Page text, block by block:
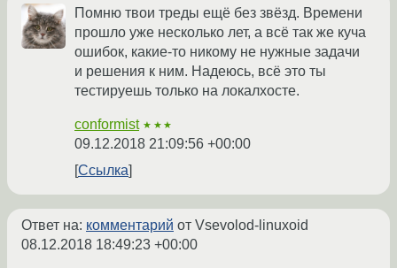
Помню твои треды ещё без звёзд. Времени
прошло уже несколько лет, а всё так же куча
ошибок, какие-то никому не нужные задачи
и решения к ним. Надеюсь, всё это ты
тестируешь только на локалхосте.
conformist ★★★
09.12.2018 21:09:56 +00:00
Ссылка
Ответ на: комментарий от Vsevolod-linuxoid
08.12.2018 18:49:23 +00:00